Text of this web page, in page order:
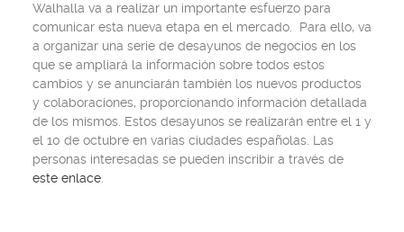
Walhalla va a realizar un importante esfuerzo para
comunicar esta nueva etapa en el mercado. Para ello, va
a organizar una serie de desayunos de negocios en los
que se ampliará la información sobre todos estos
cambios y se anunciarán también los nuevos productos
y colaboraciones, proporcionando información detallada
de los mismos. Estos desayunos se realizarán entre el 1 y
el 10 de octubre en varias ciudades españolas. Las
personas interesadas se pueden inscribir a través de
este enlace